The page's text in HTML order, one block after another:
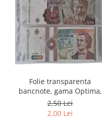
Folie transparenta
bancnote, gama Optima,
cod SH252, 3
compartimente
2,50 Lei
2,00 Lei